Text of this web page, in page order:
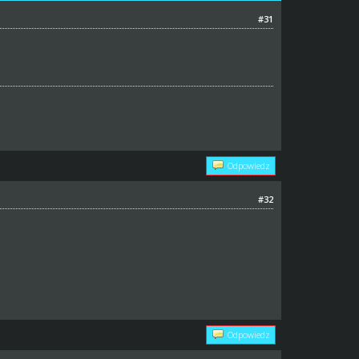
#31
Odpowiedz
#32
Odpowiedz